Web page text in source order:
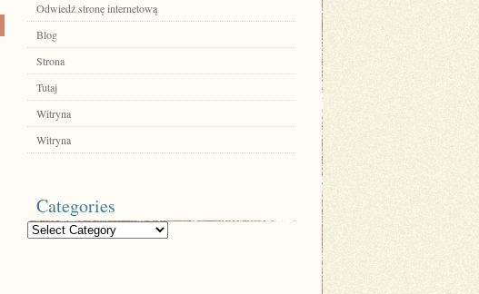
Odwiedź stronę internetową
Blog
Strona
Tutaj
Witryna
Witryna
Categories
Categories